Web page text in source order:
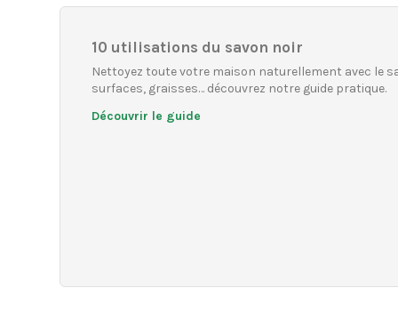
10 utilisations du savon noir
Nettoyez toute votre maison naturellement avec le
surfaces, graisses… découvrez notre guide pratique.
Découvrir le guide